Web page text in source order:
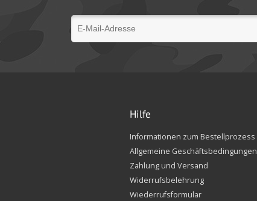
Hilfe
Informationen zum Bestellprozess
Allgemeine Geschäftsbedingungen
Zahlung und Versand
Widerrufsbelehrung
Wiederrufsformular